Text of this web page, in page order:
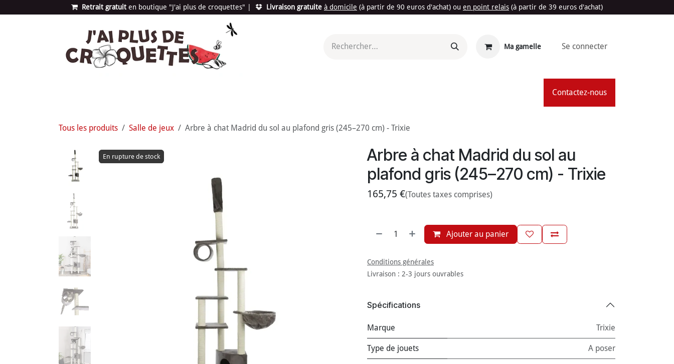
Se rendre au contenu Retrait gratuit en bou​​​​​​tique "J'ai plus de croquettes" Livraison gratuite à domicile (à partir de 90 euros d'achat) ou en point relais (à partir de 39 euros d'achat)
Ma gamelle Se connecter
Contactez-nous
Tous les produits Salle de jeux Arbre à chat Madrid du sol au plafond gris (245–270 cm) - Trixie
En rupture de stock
En rupture de stock
Arbre à chat Madrid du sol au
plafond gris (245–270 cm) - Trixie
165,75 €(Toutes taxes comprises)
Ajouter au panier
Conditions générales
Livraison : 2-3 jours ouvrables
Spécifications
Marque Trixie
Type de jouets A poser